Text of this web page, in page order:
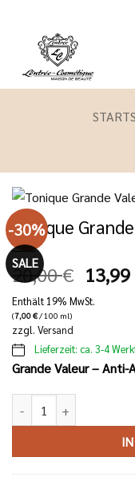
springen
-30%
SALE
Tonique
20,00€
Preis
war:
13,99
Enthält 19% MwSt.
(7,00€/ 100 ml)
zzgl. Versand
Lieferzeit: ca. 3-4
Grande Valeur – Anti-